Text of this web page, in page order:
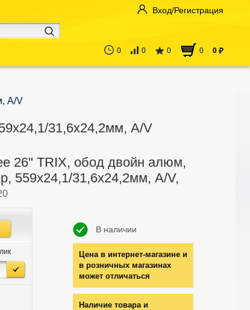
Вход/Регистрация
0 0 0 0 0 руб
A/V
31,6х24,2мм, A/V
26" TRIX, обод двойн алюм,
559х24,1/31,6х24,2мм, A/V,
В наличии
Цена в интернет-магазине и
в розничных магазинах
может отличаться
Наличие товара и